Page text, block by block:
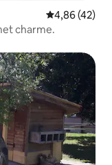
Gemiddelde
4,86 (42)
charme.